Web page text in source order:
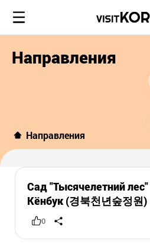
Направления
Направления
Сад "Тысячелетний
Кёнбук (경북천년숲정원)
0